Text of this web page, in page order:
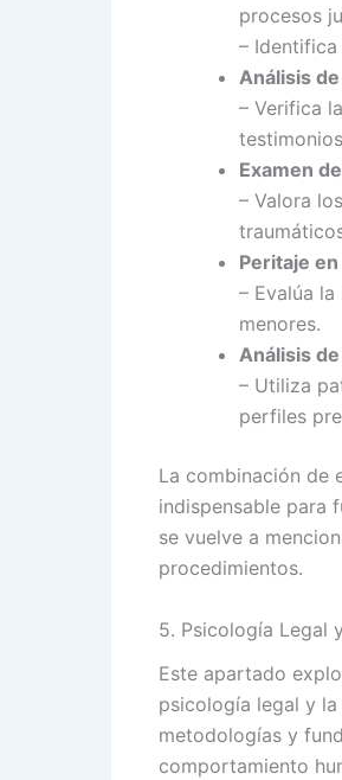
procesos
–
Análisis
– Verifica
Examen
– Valora
Peritaje
– Evalúa
menores.
Análisis
– Utiliza
perfiles
La combinación de
indispensable para
se vuelve a
procedimientos.
5. Psicología Legal
Este apartado
psicología legal y
metodologías y
comportamiento